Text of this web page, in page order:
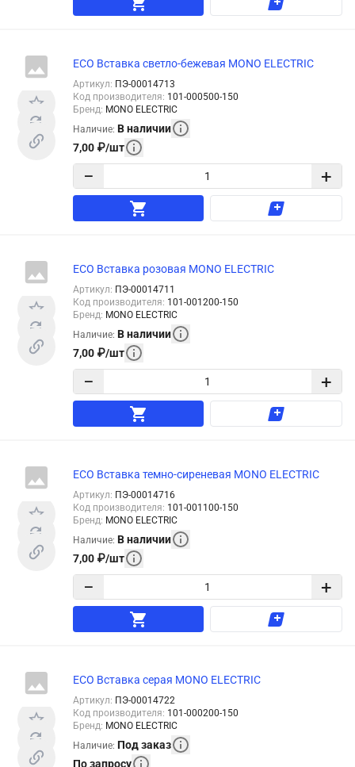
ECO Вставка светло-бежевая MONO ELECTRIC
Артикул: ПЭ-00014713
Код производителя: 101-000500-150
Бренд: MONO ELECTRIC
Наличие: В наличии
7,00 ₽/шт
− +
ECO Вставка розовая MONO ELECTRIC
Артикул: ПЭ-00014711
Код производителя: 101-001200-150
Бренд: MONO ELECTRIC
Наличие: В наличии
7,00 ₽/шт
− +
ECO Вставка темно-сиреневая MONO ELECTRIC
Артикул: ПЭ-00014716
Код производителя: 101-001100-150
Бренд: MONO ELECTRIC
Наличие: В наличии
7,00 ₽/шт
− +
ECO Вставка серая MONO ELECTRIC
Артикул: ПЭ-00014722
Код производителя: 101-000200-150
Бренд: MONO ELECTRIC
Наличие: Под заказ
По запросу